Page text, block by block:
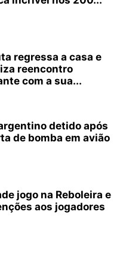
regressa a casa e
reencontro
com a sua...
detido após
de bomba em avião
jogo na Reboleira e
aos jogadores